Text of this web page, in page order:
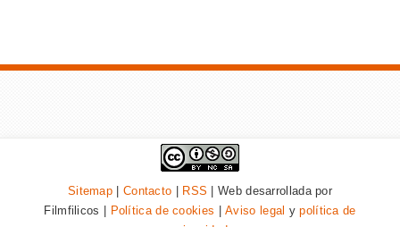
Sitemap | Contacto | RSS | Web desarrollada por
Filmfilicos | Política de cookies |Aviso legal ypolítica de